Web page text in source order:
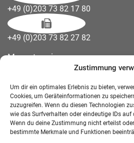
Zustimmung
Um dir ein optimales Erlebnis zu bieten,
Cookies, um Geräteinformationen zu
zuzugreifen. Wenn du diesen Technologien
wie das Surfverhalten oder eindeutige IDs auf
Wenn du deine Zustimmung nicht erteilst
bestimmte Merkmale und Funktionen
+49 (0)203 73 82 17 80
+49 (0)203 73 82 27 82
Messetermine
Downloads
Wandelemente
Über uns
Impressum
AGB Mietmöbel